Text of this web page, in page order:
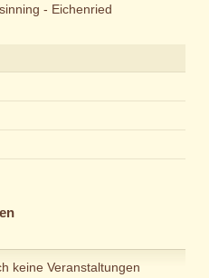
- Eichenried
keine Veranstaltungen